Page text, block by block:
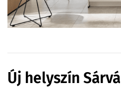
Új helyszín